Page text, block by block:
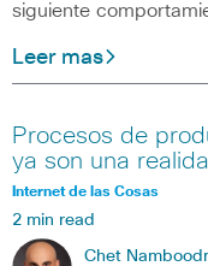
siguiente
Leer mas
Procesos de
ya son una
Internet de las Cosas
2 min read
Chet